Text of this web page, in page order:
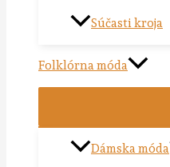
Súčasti kroja
Folklórna móda
Dámska móda